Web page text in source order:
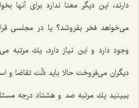
دارند، این دیگر معنا ندارد برای آنها
می‌خواهد فخر بفروشد؟ یا در مجلسی
وجود دارد و این نیاز دارد، یك مرتبه
دیگران می‌فروخت حالا باید ذلّت تقاضا و
ببینید یك مرتبه صد و هشتاد درجه